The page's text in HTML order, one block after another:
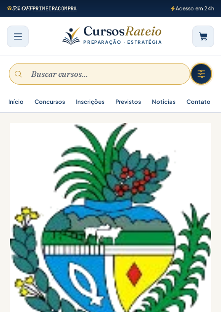
5% OFFPRIMEIRACOMPRA Acesso em 24h
CursosRateio
PREPARAÇÃO · ESTRATÉGIA
Início Concursos Inscrições Previstos Notícias Contato